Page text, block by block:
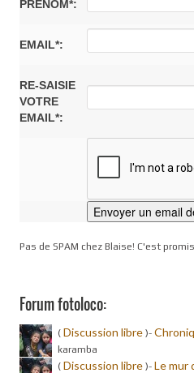
PRÉNOM*:
EMAIL*:
RE-SAISIE
VOTRE
EMAIL*:
Pas de SPAM chez Blaise! C'est
Forum fotoloco:
( Discussion libre )-
karamba
( Discussion libre )- Le mur